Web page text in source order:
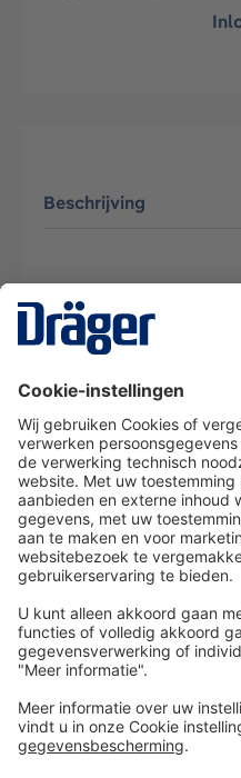
Beschrijving
Dräger klantenservice
Over Dräger
Bestellen in onze
Community